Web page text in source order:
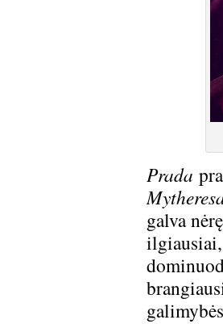
Prada
galva